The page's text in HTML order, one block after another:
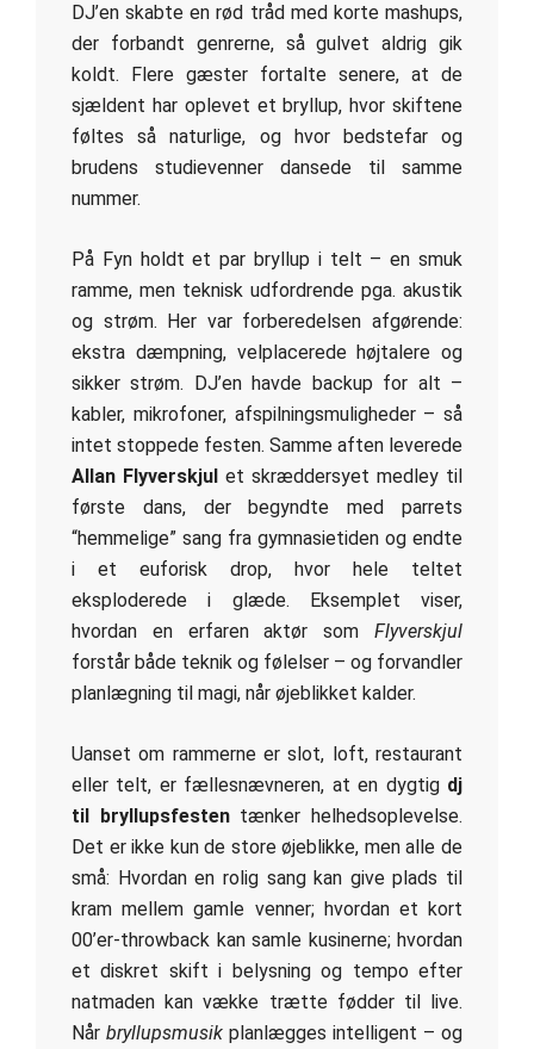
DJ’en skabte en rød tråd med korte mashups,
der forbandt genrerne, så gulvet aldrig gik
koldt. Flere gæster fortalte senere, at de
sjældent har oplevet et bryllup, hvor skiftene
føltes så naturlige, og hvor bedstefar og
brudens studievenner dansede til samme
nummer.
På Fyn holdt et par bryllup i telt – en smuk
ramme, men teknisk udfordrende pga. akustik
og strøm. Her var forberedelsen afgørende:
ekstra dæmpning, velplacerede højtalere og
sikker strøm. DJ’en havde backup for alt –
kabler, mikrofoner, afspilningsmuligheder – så
intet stoppede festen. Samme aften leverede
Allan Flyverskjul et skræddersyet medley til
første dans, der begyndte med parrets
“hemmelige” sang fra gymnasietiden og endte
i et euforisk drop, hvor hele teltet
eksploderede i glæde. Eksemplet viser,
hvordan en erfaren aktør som Flyverskjul
forstår både teknik og følelser – og forvandler
planlægning til magi, når øjeblikket kalder.
Uanset om rammerne er slot, loft, restaurant
eller telt, er fællesnævneren, at en dygtig dj
til bryllupsfestentænker helhedsoplevelse.
Det er ikke kun de store øjeblikke, men alle de
små: Hvordan en rolig sang kan give plads til
kram mellem gamle venner; hvordan et kort
00’er-throwback kan samle kusinerne; hvordan
et diskret skift i belysning og tempo efter
natmaden kan vække trætte fødder til live.
Når bryllupsmusik planlægges intelligent – og